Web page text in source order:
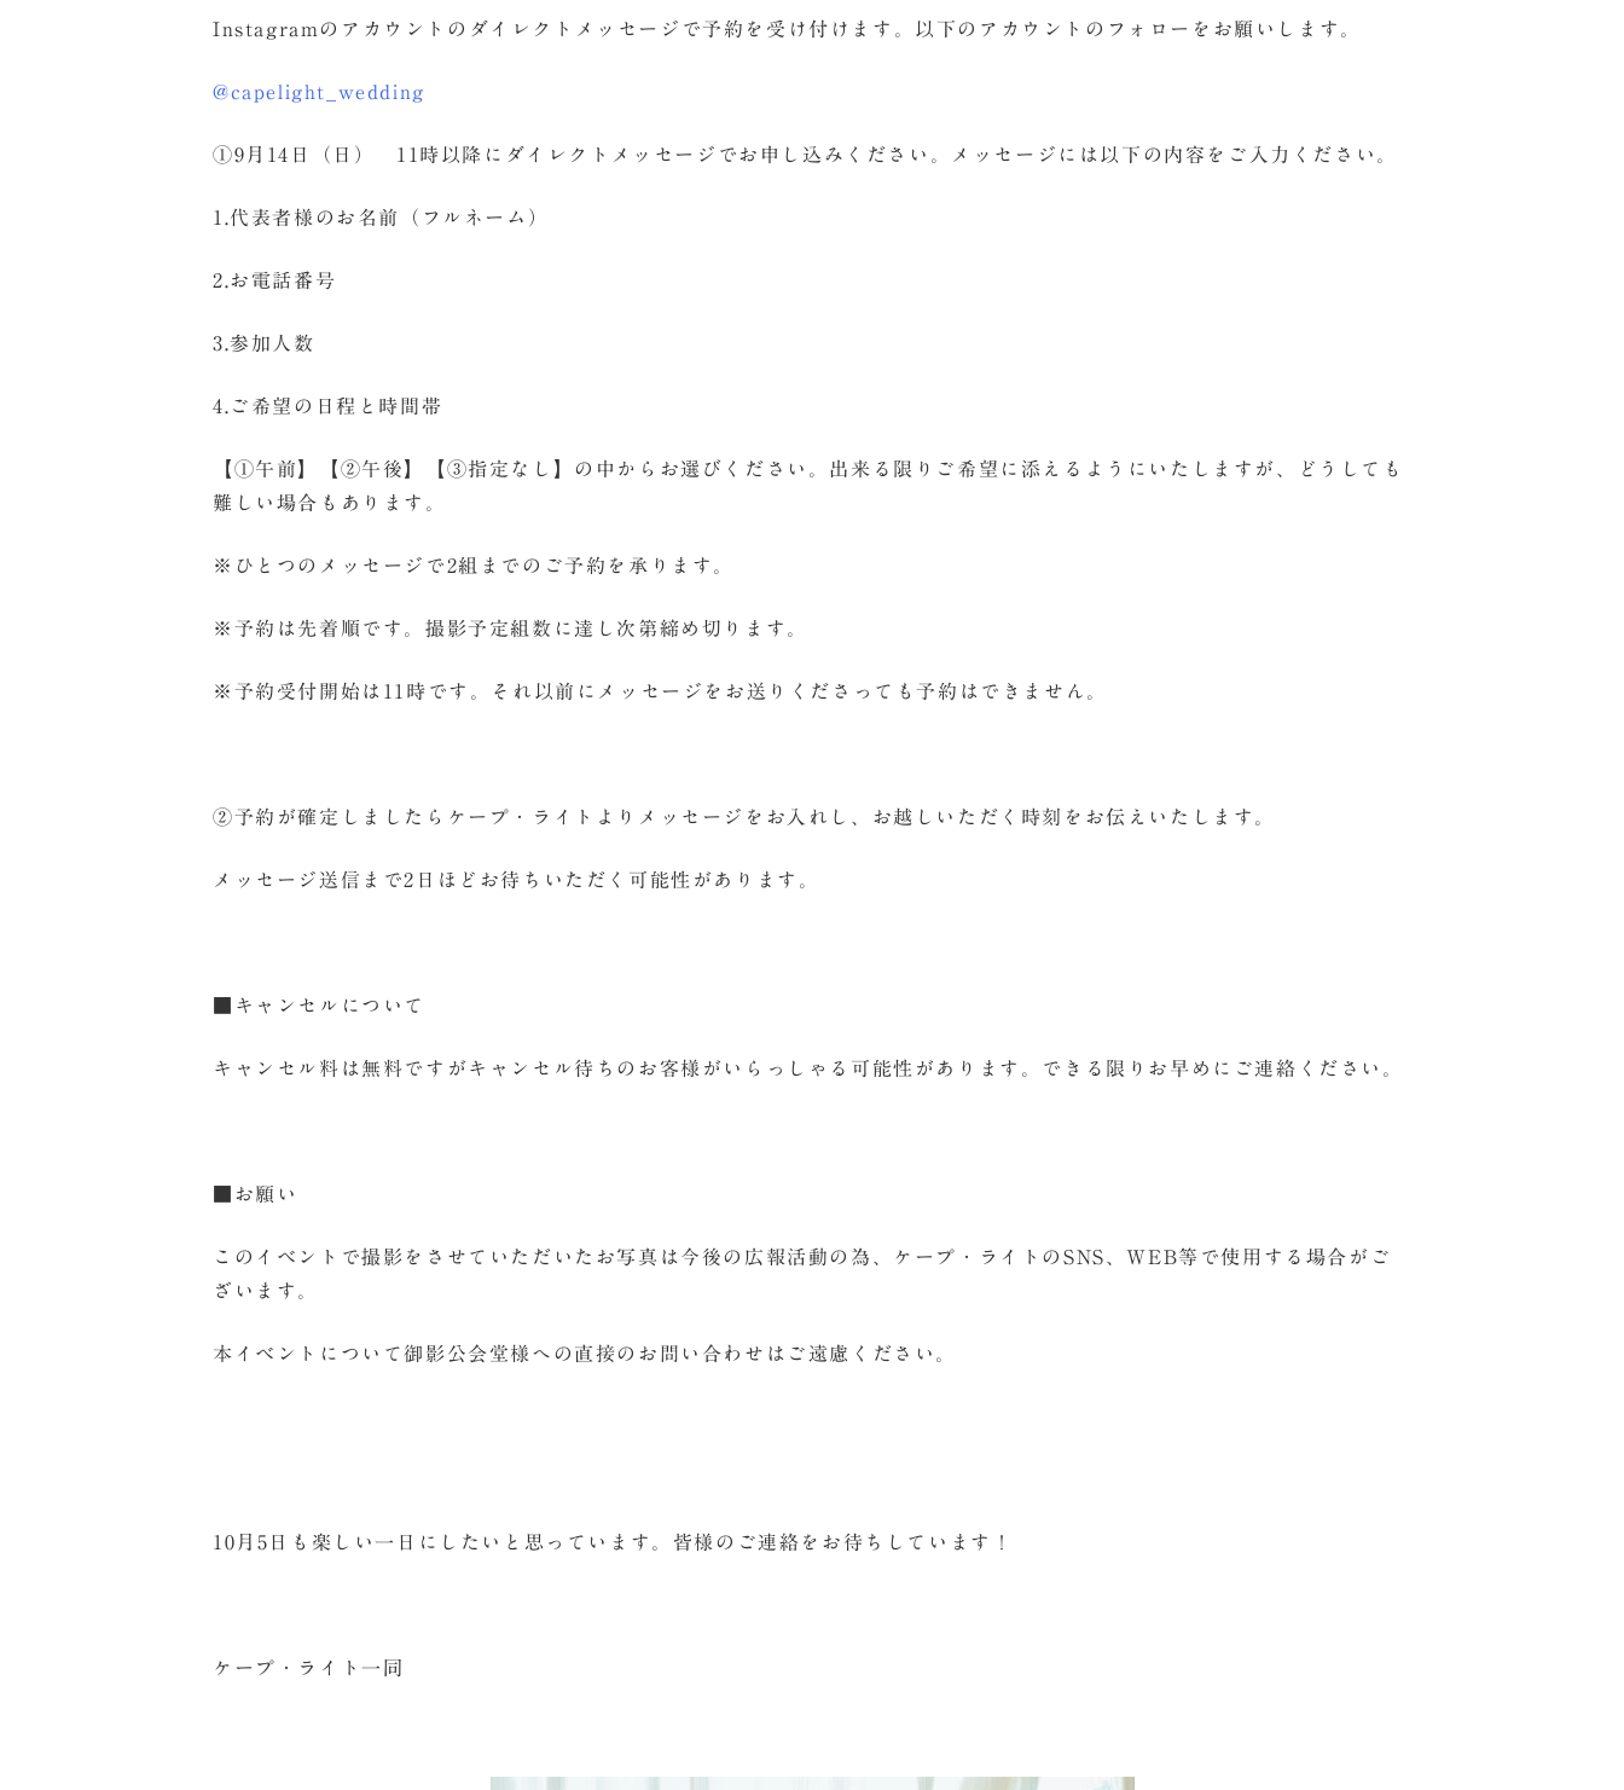
Instagramのアカウントのダイレクトメッセージで予約を受け付けます。以下のアカウントのフォローをお願いします。
@capelight_wedding
①9月14日（日） 11時以降にダイレクトメッセージでお申し込みください。メッセージには以下の内容をご入力ください。
1.代表者様のお名前（フルネーム）
2.お電話番号
3.参加人数
4.ご希望の日程と時間帯
【①午前】【②午後】【③指定なし】の中からお選びください。出来る限りご希望に添えるようにいたしますが、どうしても
難しい場合もあります。
※ひとつのメッセージで2組までのご予約を承ります。
※予約は先着順です。撮影予定組数に達し次第締め切ります。
※予約受付開始は11時です。それ以前にメッセージをお送りくださっても予約はできません。
②予約が確定しましたらケープ・ライトよりメッセージをお入れし、お越しいただく時刻をお伝えいたします。
メッセージ送信まで2日ほどお待ちいただく可能性があります。
■キャンセルについて
キャンセル料は無料ですがキャンセル待ちのお客様がいらっしゃる可能性があります。できる限りお早めにご連絡ください。
■お願い
このイベントで撮影をさせていただいたお写真は今後の広報活動の為、ケープ・ライトのSNS、WEB等で使用する場合がご
ざいます。
本イベントについて御影公会堂様への直接のお問い合わせはご遠慮ください。
10月5日も楽しい一日にしたいと思っています。皆様のご連絡をお待ちしています！
ケープ・ライト一同